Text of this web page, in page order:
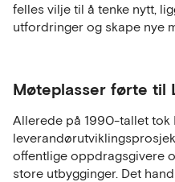
felles vilje til å tenke nytt,
utfordringer og skape nye
Møteplasser førte til
Allerede på 1990-tallet tok
offentlige oppdragsgivere
store utbygginger. Det